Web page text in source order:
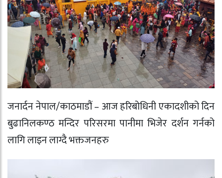
जनार्दन नेपाल/काठमाडौं – आज हरिबोधिनी एकादशीको दिन
बुढानिलकण्ठ मन्दिर परिसरमा पानीमा भिजेर दर्शन गर्नको
लागि लाइन लाग्दै भक्तजनहरु